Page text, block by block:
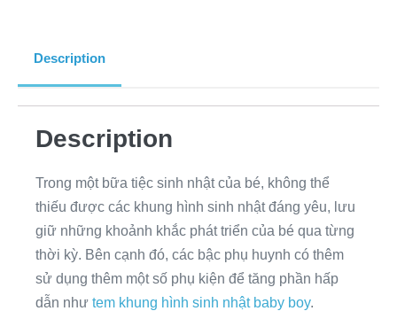
Description
Description
Trong một bữa tiệc sinh nhật của bé, không thể
thiếu được các khung hình sinh nhật đáng yêu, lưu
giữ những khoảnh khắc phát triển của bé qua từng
thời kỳ. Bên cạnh đó, các bậc phụ huynh có thêm
sử dụng thêm một số phụ kiện để tăng phần hấp
dẫn như tem khung hình sinh nhật baby boy.